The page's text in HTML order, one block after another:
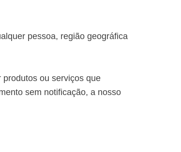
pessoa, região geográfica
ou serviços que
sem notificação, a nosso